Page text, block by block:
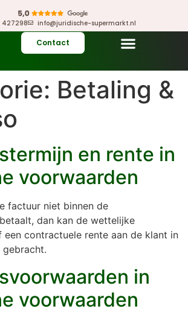
427298 info@juridische-supermarkt.nl
Contact
Betaling &
en rente in
voorwaarden
factuur niet binnen de
dan kan de wettelijke
een contractuele rente aan de klant in
gebracht.
in
voorwaarden